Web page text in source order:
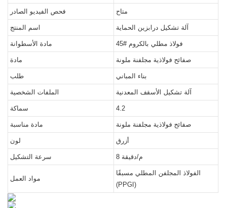
فحص الفيديو الصادر متاح
اسم المنتج آلة تشكيل درابزين الحماية
مادة الأسطوانة 45# فولاذ مطلي بالكروم
مادة صفائح فولاذية مجلفنة ملونة
طلب بناء المباني
الملفات الشخصية آلة تشكيل الأسقف المعدنية
سماكة 4.2
مادة مناسبة صفائح فولاذية مجلفنة ملونة
لون أزرق
سرعة التشكيل 8 م/دقيقة
مواد العمل
الفولاذ المجلفن المطلي مسبقًا
(PPGI)